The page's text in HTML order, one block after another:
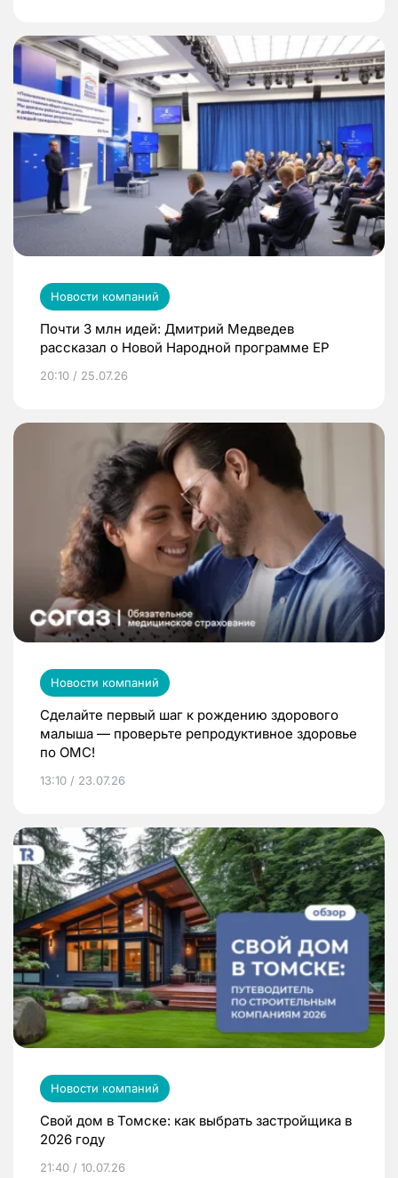
Новости компаний
Почти 3 млн идей: Дмитрий Медведев
рассказал о Новой Народной программе ЕР
20:10 / 25.07.26
Новости компаний
Сделайте первый шаг к рождению здорового
малыша — проверьте репродуктивное здоровье
по ОМС!
13:10 / 23.07.26
Новости компаний
Свой дом в Томске: как выбрать застройщика в
2026 году
21:40 / 10.07.26